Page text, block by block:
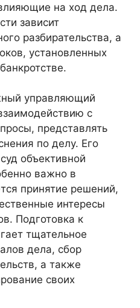
на ход дела.
зависит
разбирательства, а
установленных
управляющий
с
представлять
по делу. Его
объективной
важно в
принятие решений,
интересы
Подготовка к
тщательное
дела, сбор
а также
своих